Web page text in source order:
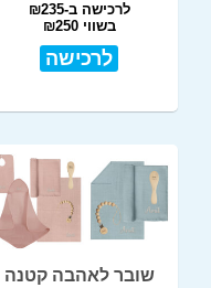
לרכישה ב-₪235
בשווי ₪250
לרכישה
שובר לאהבה קטנה